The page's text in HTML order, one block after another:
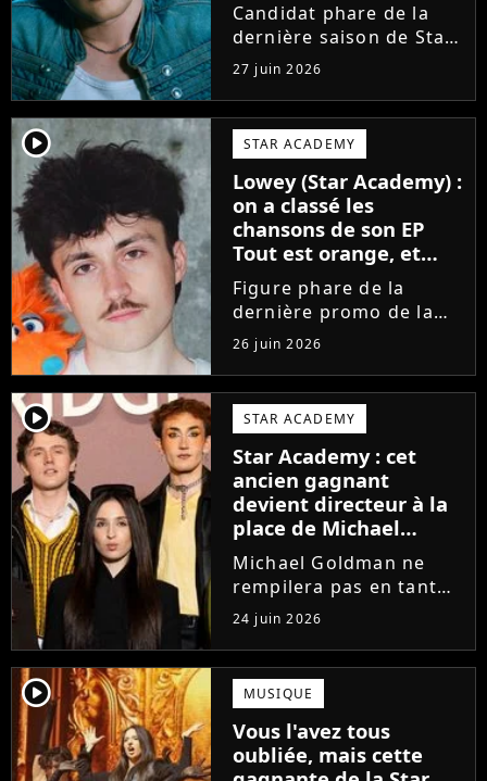
Candidat phare de la
dernière saison de Star
Academy, Bastiaan fait
enfin les présentations
en musique. Découvrez
son premier single
Château, très Troye
Sivan dans l'esprit, et
son...
27 juin 2026
player2 STAR ACADEMY
Lowey (Star Academy) :
on a classé les
chansons de son EP
Tout est orange, et
voici la meilleure !
Figure phare de la
dernière promo de la
Star Academy, Léo se
lance enfin. Sous le nom
de scène Lowey, l'artiste
de 25 ans dévoile un
premier EP énergique et
très prometteur
nommé...
26 juin 2026
player2 STAR ACADEMY
Star Academy : cet
ancien gagnant
devient directeur à la
place de Michael
Goldman ? Il donne
enfin sa réponse
Michael Goldman ne
rempilera pas en tant
que directeur de la
prochaine saison de la
Star Academy. Mais qui
prendra sa place ? Alors
que son nom circule,
cet ancien gagnant de
l'émission...
24 juin 2026
player2 MUSIQUE
Vous l'avez tous
oubliée, mais cette